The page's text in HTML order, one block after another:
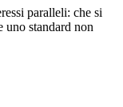
paralleli: che si
uno standard non